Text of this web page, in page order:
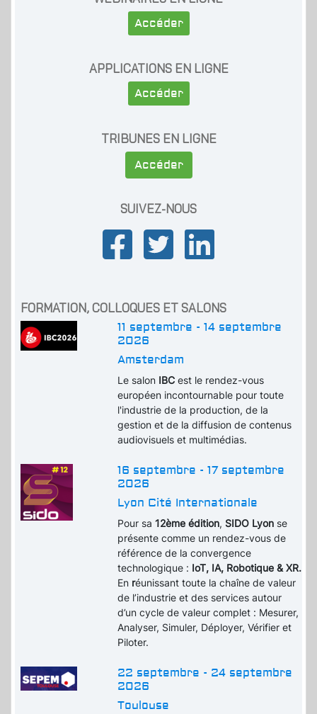
Accéder
APPLICATIONS EN LIGNE
Accéder
TRIBUNES EN LIGNE
Accéder
SUIVEZ-NOUS
FORMATION, COLLOQUES ET SALONS
11 septembre - 14 septembre
2026
Amsterdam
Le salon IBCest le rendez-vous
européen incontournable pour toute
l'industrie de la production, de la
gestion et de la diffusion de contenus
audiovisuels et multimédias.
16 septembre - 17 septembre
2026
Lyon Cité Internationale
Pour sa12ème édition, SIDO Lyon se
présente comme un rendez-vous de
référence de la convergence
technologique : IoT, IA, Robotique & XR.
En réunissant toute la chaîne de valeur
de l’industrie et des services autour
d’un cycle de valeur complet : Mesurer,
Analyser, Simuler, Déployer, Vérifier et
Piloter.
22 septembre - 24 septembre
2026
Toulouse